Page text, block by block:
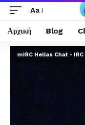
Aa
Αρχική Blog